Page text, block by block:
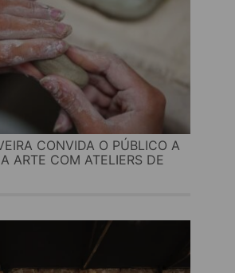
CONVIDA O PÚBLICO A
ARTE COM ATELIERS DE